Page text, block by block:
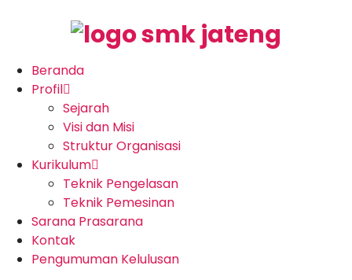
Beranda
Profil
Sejarah
Visi dan Misi
Struktur Organisasi
Kurikulum
Teknik Pengelasan
Teknik Pemesinan
Sarana Prasarana
Kontak
Pengumuman Kelulusan